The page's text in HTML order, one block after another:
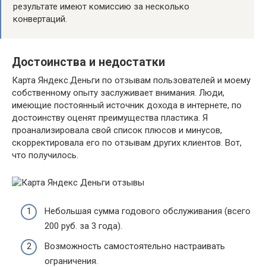
результате имеют комиссию за несколько
конвертаций.
Достоинства и недостатки
Карта Яндекс.Деньги по отзывам пользователей и моему
собственному опыту заслуживает внимания. Люди,
имеющие постоянный источник дохода в интернете, по
достоинству оценят преимущества пластика. Я
проанализировала свой список плюсов и минусов,
скорректировала его по отзывам других клиентов. Вот,
что получилось.
Небольшая сумма годового обслуживания (всего
200 руб. за 3 года).
Возможность самостоятельно настраивать
ограничения.